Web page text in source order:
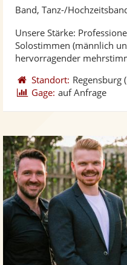
Band, Tanz-/
Unsere Stärke:
Solostimmen (männlich
hervorragender
Standort: Regensburg
Gage: auf Anfrage